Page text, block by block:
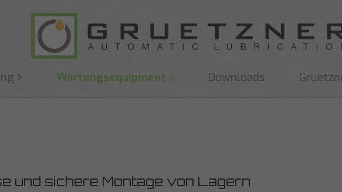
Wartungsequipment Downloads
und sichere Montage von Lagern